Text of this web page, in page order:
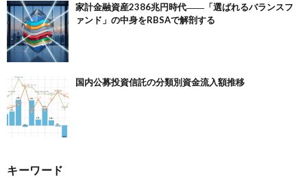
家計金融資産2386兆円時代――「選ばれるバランスフ
ァンド」の中身をRBSAで解剖する
国内公募投資信託の分類別資金流入額推移
キーワード